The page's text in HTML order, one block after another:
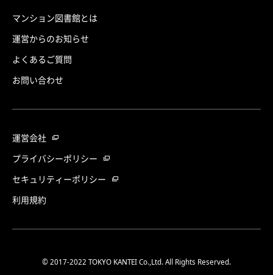
マンション図書館とは
運営からのお知らせ
よくあるご質問
お問い合わせ
運営会社
プライバシーポリシー
セキュリティーポリシー
利用規約
© 2017-2022 TOKYO KANTEI Co.,Ltd. All Rights Reserved.